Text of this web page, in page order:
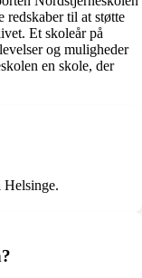
redskaber til at støtte
Et skoleår på
og muligheder
en skole, der
Helsinge.